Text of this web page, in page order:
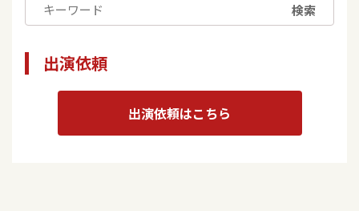
検索
出演依頼
出演依頼はこちら